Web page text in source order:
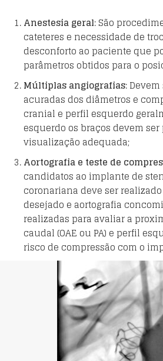
Anestesia geral: São
cateteres e necessidade de
desconforto ao paciente que
parâmetros obtidos para o
Múltiplas angiografias:
acuradas dos diâmetros e
cranial e perfil esquerdo
esquerdo os braços devem
visualização adequada;
Aortografia e teste de
candidatos ao implante de
coronariana deve ser
desejado e aortografia
realizadas para avaliar a
caudal (OAE ou PA) e perfil
risco de compressão com o